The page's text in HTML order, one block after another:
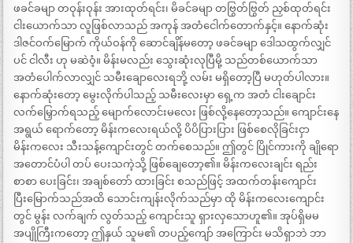
ဖခင်ခမျာ တဝုန်းဝုန်း အားထုတ်ရင်း၊ မိခင်ခမျာ တဗြွတ်ဗြွတ် ညှစ်ထုတ်ရင်း
ငါးယောက်သာ လူဖြစ်လာသည် အကုန် အတံငေါက်တောက်နှင့်။ နောက်ဆုံး
ဒါဇင်ဝက်မြောက် ကိုယ်ဝန်ကို ဆောင်ချိန်မတော့ ဖခင်ခမျာ ဒေါသထွက်လျှင်
ပင် ငါလီး ဟု မဆဲဝံ့။ မိန်းမလည်း သွေးဆုံးလုပြီမို့ သည်တစ်ယောက်သာ
အတံပေါက်လာလျှင် သမီးချောလေးရဘို့ လမ်း မရှိတော့ပြီ မဟုတ်ပါလား။
နောက်ဆုံးတော့ မွေးလိုက်ပါသည့် သမီးလေးမှာ ရှေ့က အတံ ငါးချောင်း
လက်မြှောက်ရသည့် မျောက်လောင်းမလေး ဖြစ်လို့နေတော့သည်။ ကျောင်းနေ
အရွယ် ရောက်တော့ မိန်းကလေးရယ်လို့ ပိပိပြားပြား ဖြစ်စေလိုခြင်းငှာ
မိန်းကလေး သီးသန့်ကျောင်းတွင် တက်စေသည်။ ဤတွင် ပြိုင်ကားကို ချိုရော
အတောင်ပံပါ တပ် ပေးသကဲ့သို့ ဖြစ်ချေတော့၏။ မိန်းကလေးချင်း ရည်း
စာစာ ပေးခြင်း၊ အချစ်တော် ထားခြင်း စသည်ဖြင့် အထက်တန်းကျောင်း
ပြီးမြောက်သည်အထိ သောင်းကျန်းလိုက်သည်မှာ ထို မိန်းကလေးကျောင်း
တွင် မွန်း လက်ချက် လွတ်သည့် ကျောင်းသူ ရှားလှသောဟူ၏။ အုပ်ရှိမမ
အပျိုကြီးကတော့ ဤနှယ် သူမ၏ တပည့်ကျော် အကြောင်း မသိရှာဘဲ ဘာ